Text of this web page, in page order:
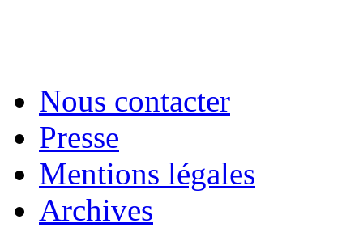
Nous contacter
Presse
Mentions légales
Archives